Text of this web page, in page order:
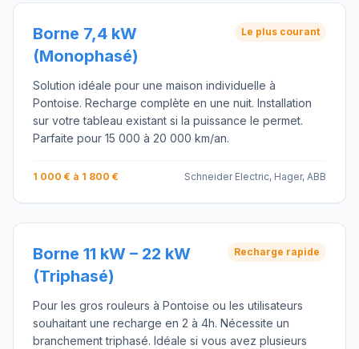
Borne 7,4 kW
(Monophasé)
Le plus courant
Solution idéale pour une maison individuelle à
Pontoise. Recharge complète en une nuit. Installation
sur votre tableau existant si la puissance le permet.
Parfaite pour 15 000 à 20 000 km/an.
1 000 € à 1 800 € Schneider Electric, Hager, ABB
Borne 11 kW – 22 kW
(Triphasé)
Recharge rapide
Pour les gros rouleurs à Pontoise ou les utilisateurs
souhaitant une recharge en 2 à 4h. Nécessite un
branchement triphasé. Idéale si vous avez plusieurs